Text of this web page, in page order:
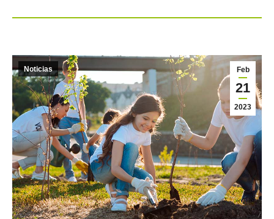
Feb
21
2023
Noticias